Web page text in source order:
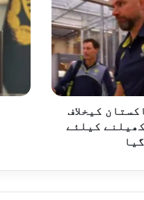
دو انٹیلی جنس کارروائیاں،
سے کشمیر پر
کیخلاف
کیلئے
پنجاب
کی
عید